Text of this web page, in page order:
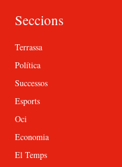
Seccions
Terrassa
Política
Successos
Esports
Oci
Economia
El Temps